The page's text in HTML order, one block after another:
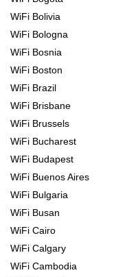
WiFi Bolivia
WiFi Bologna
WiFi Bosnia
WiFi Boston
WiFi Brazil
WiFi Brisbane
WiFi Brussels
WiFi Bucharest
WiFi Budapest
WiFi Buenos Aires
WiFi Bulgaria
WiFi Busan
WiFi Cairo
WiFi Calgary
WiFi Cambodia